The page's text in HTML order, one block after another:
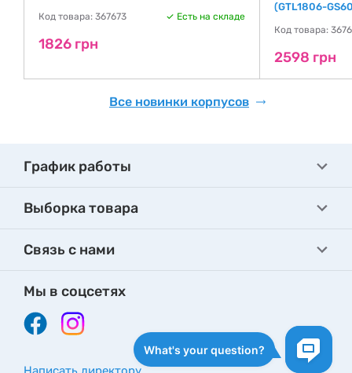
Код товара: 367673 Есть на складе
1826 грн
(GTL1806-
Код товара:
2598 грн
Все новинки корпусов
График работы
Выборка товара
Связь с нами
Мы в соцсетях